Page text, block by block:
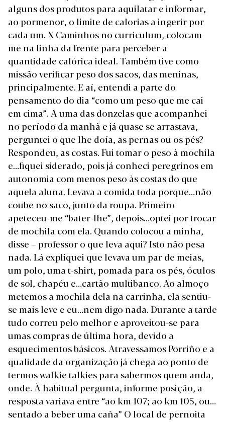
alguns dos produtos para aquilatar e informar,
ao pormenor, o limite de calorias a ingerir por
cada um. X Caminhos no curriculum, colocam-
me na linha da frente para perceber a
quantidade calórica ideal. Também tive como
missão verificar peso dos sacos, das meninas,
principalmente. E aí, entendi a parte do
pensamento do dia “como um peso que me cai
em cima”. A uma das donzelas que acompanhei
no período da manhã e já quase se arrastava,
perguntei o que lhe doía, as pernas ou os pés?
Respondeu, as costas. Fui tomar o peso à mochila
e…fiquei siderado, pois já conheci peregrinos em
autonomia com menos peso às costas do que
aquela aluna. Levava a comida toda porque…não
coube no saco, junto da roupa. Primeiro
apeteceu-me “bater-lhe”, depois…optei por trocar
de mochila com ela. Quando colocou a minha,
disse – professor o que leva aqui? Isto não pesa
nada. Lá expliquei que levava um par de meias,
um polo, uma t-shirt, pomada para os pés, óculos
de sol, chapéu e…cartão multibanco. Ao almoço
metemos a mochila dela na carrinha, ela sentiu-
se mais leve e eu…nem digo nada. Durante a tarde
tudo correu pelo melhor e aproveitou-se para
umas compras de última hora, devido a
esquecimentos básicos. Atravessamos Porriño e a
qualidade da organização já chega ao ponto de
termos walkie talkies para sabermos quem anda,
onde. À habitual pergunta, informe posição, a
resposta variava entre “ao km 107; ao km 105, ou…
sentado a beber uma caña” O local de pernoita